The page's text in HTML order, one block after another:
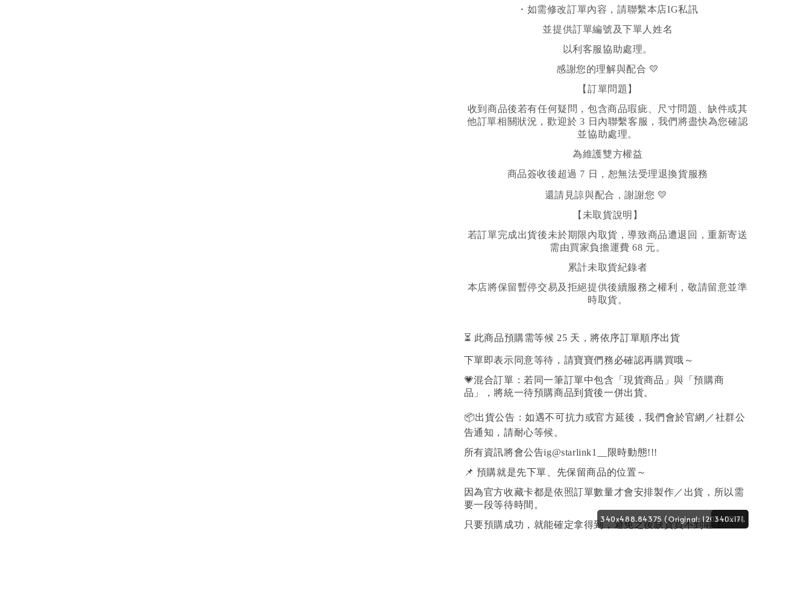
340x488.84375 (Original: 1206x1734)
340x171.
・如需修改訂單內容，請聯繫本店IG私訊
並提供訂單編號及下單人姓名
以利客服協助處理。
感謝您的理解與配合 💛
【訂單問題】
收到商品後若有任何疑問，包含商品瑕疵、尺寸問題、缺件或其
他訂單相關狀況，歡迎於 3 日內聯繫客服，我們將盡快為您確認
並協助處理。
為維護雙方權益
商品簽收後超過 7 日，恕無法受理退換貨服務
還請見諒與配合，謝謝您 💛
【未取貨說明】
若訂單完成出貨後未於期限內取貨，導致商品遭退回，重新寄送
需由買家負擔運費 68 元。
累計未取貨紀錄者
本店將保留暫停交易及拒絕提供後續服務之權利，敬請留意並準
時取貨。
⏳ 此商品預購需等候 25 天，將依序訂單順序出貨
下單即表示同意等待，請寶寶們務必確認再購買哦～
💗混合訂單：若同一筆訂單中包含「現貨商品」與「預購商
品」，將統一待預購商品到貨後一併出貨。
📦出貨公告：如遇不可抗力或官方延後，我們會於官網／社群公
告通知，請耐心等候。
所有資訊將會公告ig@starlink1__限時動態!!!
📌 預購就是先下單、先保留商品的位置～
因為官方收藏卡都是依照訂單數量才會安排製作／出貨，所以需
要一段等待時間。
只要預購成功，就能確定拿得到，避免之後缺貨買不到喔！